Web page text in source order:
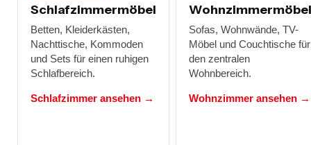
Schlafzimmermöbel
Betten, Kleiderkästen,
Nachttische, Kommoden
und Sets für einen ruhigen
Schlafbereich.
Schlafzimmer ansehen →
Wohnzimmermöbel
Sofas, Wohnwände, TV-
Möbel und Couchtische für
den zentralen
Wohnbereich.
Wohnzimmer ansehen →